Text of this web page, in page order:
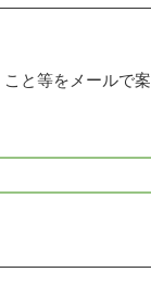
と等をメールで案